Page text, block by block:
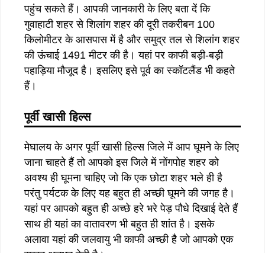
पहुंच सकते हैं। आपकी जानकारी के लिए बता दें कि
गुवाहाटी शहर से शिलांग शहर की दूरी तकरीबन 100
किलोमीटर के आसपास में है और समुद्र तल से शिलांग शहर
की ऊंचाई 1491 मीटर की है। यहां पर काफी बड़ी-बड़ी
पहाड़िया मौजूद है। इसलिए इसे पूर्व का स्कॉटलैंड भी कहते
हैं।
पूर्वी खासी हिल्स
मेघालय के अगर पूर्वी खासी हिल्स जिले में आप घूमने के लिए
जाना चाहते हैं तो आपको इस जिले में नोंगपोह शहर को
अवश्य ही घूमना चाहिए जो कि एक छोटा शहर भले ही है
परंतु पर्यटक के लिए यह बहुत ही अच्छी घूमने की जगह है।
यहां पर आपको बहुत ही अच्छे हरे भरे पेड़ पौधे दिखाई देते हैं
साथ ही यहां का वातावरण भी बहुत ही शांत है। इसके
अलावा यहां की जलवायु भी काफी अच्छी है जो आपको एक